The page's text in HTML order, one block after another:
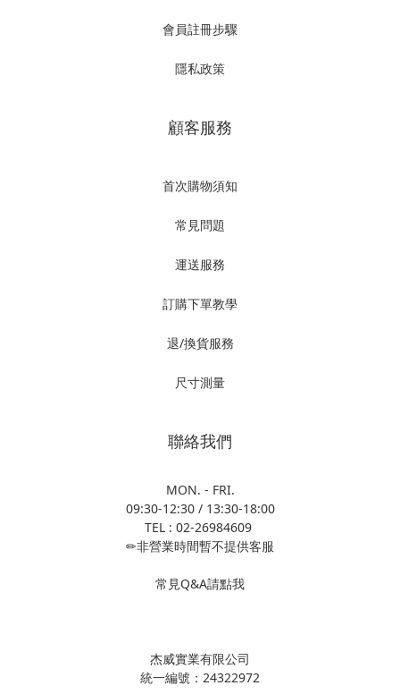
會員註冊步驟
隱私政策
顧客服務
首次購物須知
常見問題
運送服務
訂購下單教學
退/換貨服務
尺寸測量
聯絡我們
MON. - FRI.
09:30-12:30 / 13:30-18:00
TEL : 02-26984609
✏非營業時間暫不提供客服
常見Q&A請點我
杰威實業有限公司
統一編號：24322972